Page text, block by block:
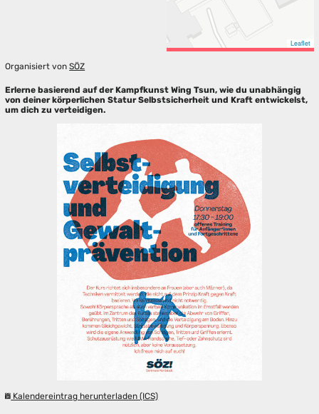
Leaflet
Organisiert vonSÖZ
Erlerne basierend auf der Kampfkunst Wing Tsun, wie du unabhängig
von deiner körperlichen Statur Selbstsicherheit und Kraft entwickelst,
um dich zu verteidigen.
Kalendereintrag herunterladen (ICS)